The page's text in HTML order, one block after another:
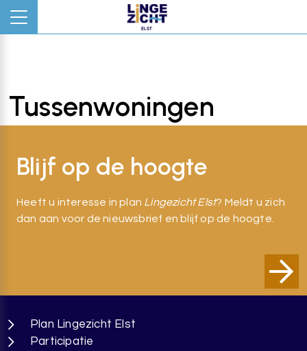
Tussenwoningen
Blijf op de hoogte
Heeft u interesse in plan Lingezicht Elst? Meldt u zich
dan aan voor de nieuwsbrief en blijf op de hoogte.
Plan Lingezicht Elst
Participatie